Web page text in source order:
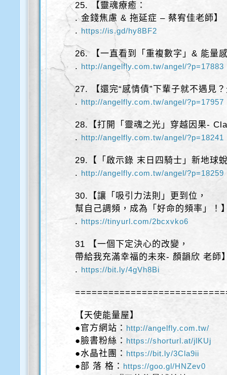
25. 【靈魂療癒：
. 金錢焦慮 & 拖延症 – 蔡宥佳老師】
. https://is.gd/hy8BF2
26. 【一直看到「重複數字」& 能量
. http://angelfly.com.tw/angel/?p=17883
27. 【還完“感情債”下輩子就不遇見
. http://angelfly.com.tw/angel/?p=17957
28.【打開「靈魂之光」穿越因果-
. http://angelfly.com.tw/angel/?p=18241
29.【「啟示錄 末日四騎士」新地球
. http://angelfly.com.tw/angel/?p=18259
30.【讓「吸引力法則」更到位，
幫自己調頻，成為「好命的頻率」！
. https://tinyurl.com/2bcxvko6
31 【一個下定決心的改變，
帶給我充滿幸福的未來- 顏韻欣 老師
. https://bit.ly/4gVh8Bi
【天使能量屋】
●官方網站： http://angelfly.com.tw/
●臉書粉絲： https://shorturl.at/jlKUj
●水晶社團： https://bit.ly/3Cla9ii
●部 落 格： https://goo.gl/HNZev0